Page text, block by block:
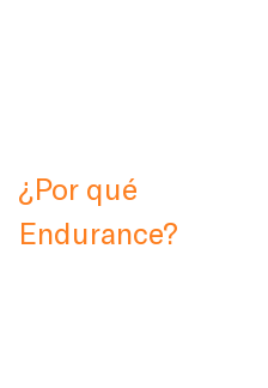
¿Por qué
Endurance?